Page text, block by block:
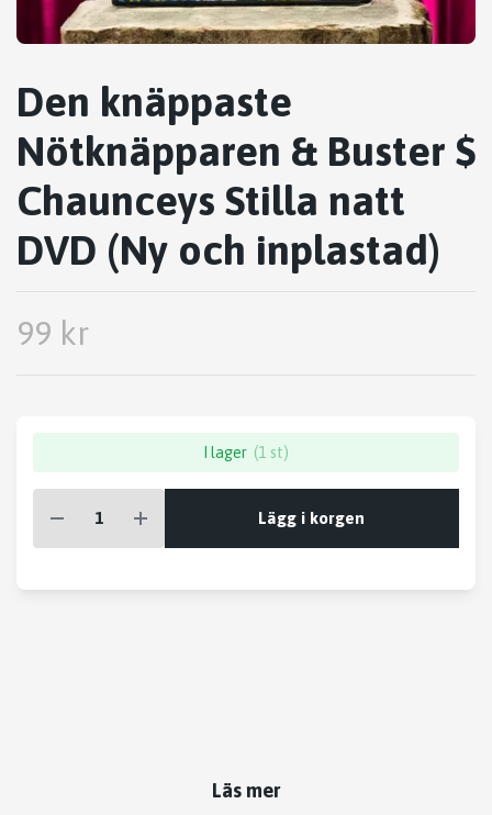
Den knäppaste
Nötknäpparen & Buster $
Chaunceys Stilla natt
DVD (Ny och inplastad)
99 kr
I lager (1 st)
Lägg i korgen
Läs mer